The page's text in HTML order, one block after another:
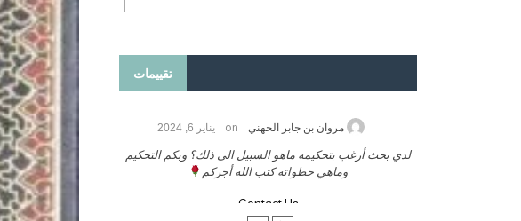
تقييمات
مروان بن جابر الجهني on يناير 6, 2024
لدي بحث أرغب بتحكيمه ماهو السبيل الى ذلك؟ وبكم التحكيم
وماهي خطواته كتب الله أجركم
Contact Us